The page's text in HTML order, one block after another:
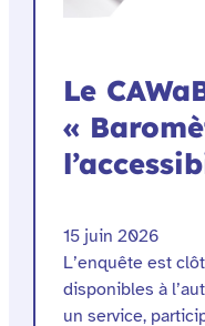
Le
«
15 juin 2026
L’enquête est
disponibles à
un service,